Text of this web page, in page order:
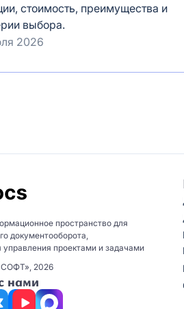
стоимость, преимущества и
выбора.
2026
пространство для
документооборота,
управления проектами и задачами
2026
нами